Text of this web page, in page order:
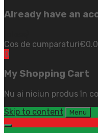
Already have an
Cos de cumparaturi€
0
My Shopping Cart
Nu ai niciun produs în
Skip to content
Menu